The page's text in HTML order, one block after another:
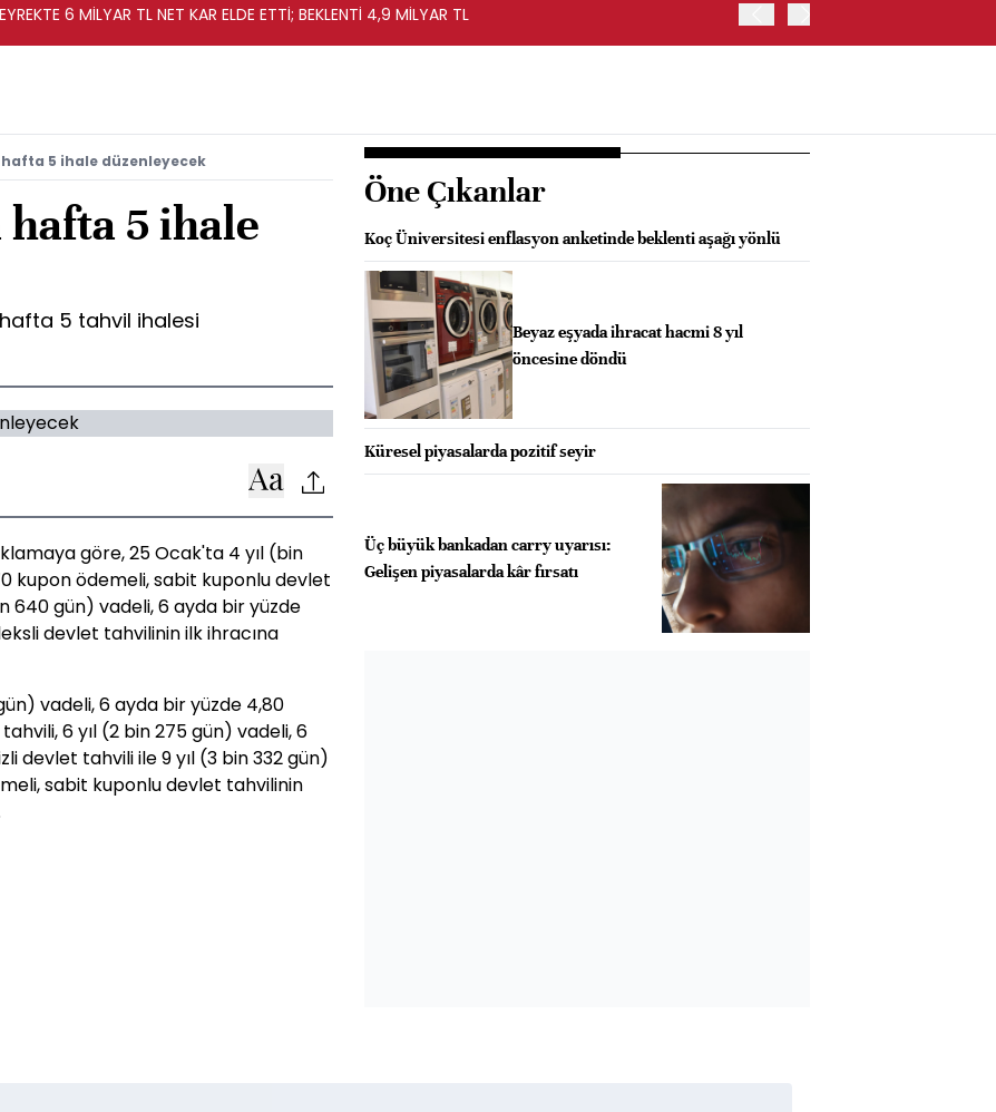
6 MİLYAR TL NET KAR ELDE ETTİ; BEKLENTİ 4,9 MİLYAR TL
5 ihale düzenleyecek
5 ihale
5 tahvil ihalesi
göre, 25 Ocak'ta 4 yıl (bin
kupon ödemeli, sabit kuponlu devlet
640 gün) vadeli, 6 ayda bir yüzde
devlet tahvilinin ilk ihracına
vadeli, 6 ayda bir yüzde 4,80
6 yıl (2 bin 275 gün) vadeli, 6
devlet tahvili ile 9 yıl (3 bin 332 gün)
sabit kuponlu devlet tahvilinin
Öne Çıkanlar
Koç Üniversitesi enflasyon anketinde beklenti aşağı yönlü
Beyaz eşyada ihracat hacmi 8 yıl
öncesine döndü
Küresel piyasalarda pozitif seyir
Üç büyük bankadan carry uyarısı:
Gelişen piyasalarda kâr fırsatı